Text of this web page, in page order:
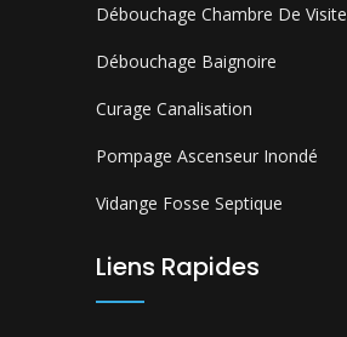
Débouchage Chambre De Visite
Débouchage Baignoire
Curage Canalisation
Pompage Ascenseur Inondé
Vidange Fosse Septique
Liens Rapides